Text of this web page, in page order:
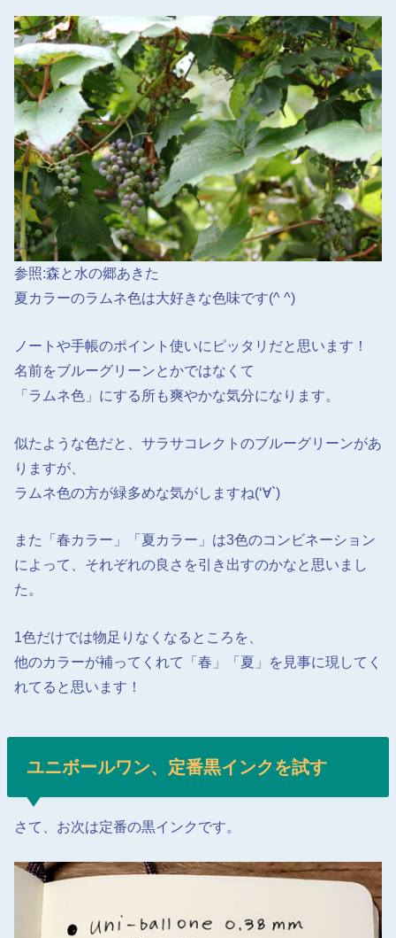
参照:森と水の郷あきた
夏カラーのラムネ色は大好きな色味です(^ ^)
ノートや手帳のポイント使いにピッタリだと思います！
名前をブルーグリーンとかではなくて
「ラムネ色」にする所も爽やかな気分になります。
似たような色だと、サラサコレクトのブルーグリーンがあ
りますが、
ラムネ色の方が緑多めな気がしますね(‘∀`)
また「春カラー」「夏カラー」は3色のコンビネーション
によって、それぞれの良さを引き出すのかなと思いまし
た。
1色だけでは物足りなくなるところを、
他のカラーが補ってくれて「春」「夏」を見事に現してく
れてると思います！
ユニボールワン、定番黒インクを試す
さて、お次は定番の黒インクです。